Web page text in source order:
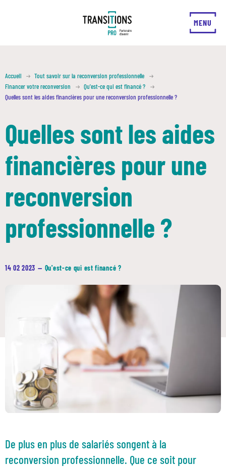
MENU
FERMER
Accueil
Tout savoir sur la reconversion professionnelle
Financer votre reconversion
Qu'est-ce qui est financé ?
Quelles sont les aides financières pour une reconversion professionnelle ?
Quelles sont les aides
financières pour une
reconversion
professionnelle ?
14 02 2023 — Qu'est-ce qui est financé ?
De plus en plus de salariés songent à la
reconversion professionnelle. Que ce soit pour